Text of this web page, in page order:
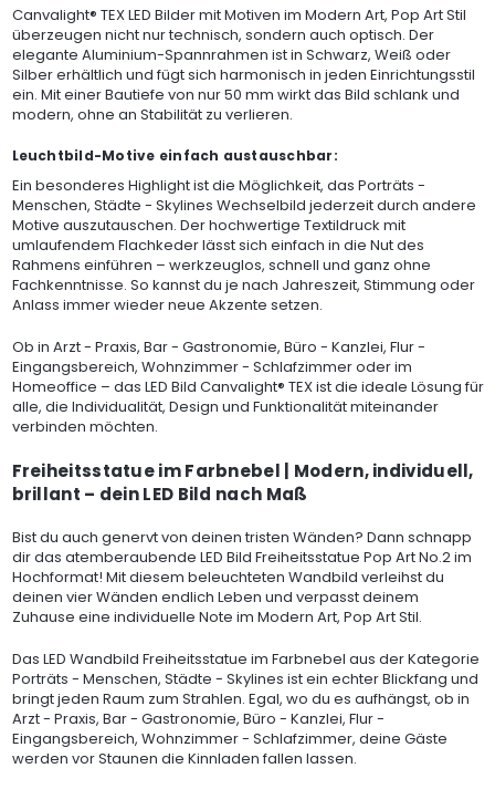
Canvalight® TEX LED Bilder mit Motiven im Modern Art, Pop Art Stil
überzeugen nicht nur technisch, sondern auch optisch. Der
elegante Aluminium-Spannrahmen ist in Schwarz, Weiß oder
Silber erhältlich und fügt sich harmonisch in jeden Einrichtungsstil
ein. Mit einer Bautiefe von nur 50 mm wirkt das Bild schlank und
modern, ohne an Stabilität zu verlieren.
Leuchtbild-Motive einfach austauschbar:
Ein besonderes Highlight ist die Möglichkeit, das Porträts -
Menschen, Städte - Skylines Wechselbild jederzeit durch andere
Motive auszutauschen. Der hochwertige Textildruck mit
umlaufendem Flachkeder lässt sich einfach in die Nut des
Rahmens einführen – werkzeuglos, schnell und ganz ohne
Fachkenntnisse. So kannst du je nach Jahreszeit, Stimmung oder
Anlass immer wieder neue Akzente setzen.
Ob in Arzt - Praxis, Bar - Gastronomie, Büro - Kanzlei, Flur -
Eingangsbereich, Wohnzimmer - Schlafzimmer oder im
Homeoffice – das LED Bild Canvalight® TEX ist die ideale Lösung für
alle, die Individualität, Design und Funktionalität miteinander
verbinden möchten.
Freiheitsstatue im Farbnebel | Modern, individuell,
brillant – dein LED Bild nach Maß
Bist du auch genervt von deinen tristen Wänden? Dann schnapp
dir das atemberaubende LED Bild Freiheitsstatue Pop Art No.2 im
Hochformat! Mit diesem beleuchteten Wandbild verleihst du
deinen vier Wänden endlich Leben und verpasst deinem
Zuhause eine individuelle Note im Modern Art, Pop Art Stil.
Das LED Wandbild Freiheitsstatue im Farbnebel aus der Kategorie
Porträts - Menschen, Städte - Skylines ist ein echter Blickfang und
bringt jeden Raum zum Strahlen. Egal, wo du es aufhängst, ob in
Arzt - Praxis, Bar - Gastronomie, Büro - Kanzlei, Flur -
Eingangsbereich, Wohnzimmer - Schlafzimmer, deine Gäste
werden vor Staunen die Kinnladen fallen lassen.